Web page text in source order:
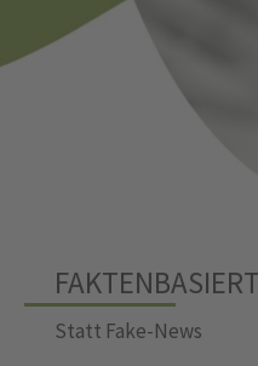
Statt Fake-News